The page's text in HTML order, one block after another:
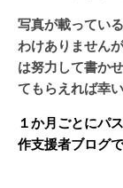
写真が載ってい
わけありません
は努力して書か
てもらえれば幸い
１か月ごとにパ
作支援者ブログ